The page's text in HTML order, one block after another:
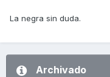
La negra sin duda.
Archivado